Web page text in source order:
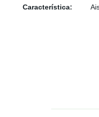
Característica: